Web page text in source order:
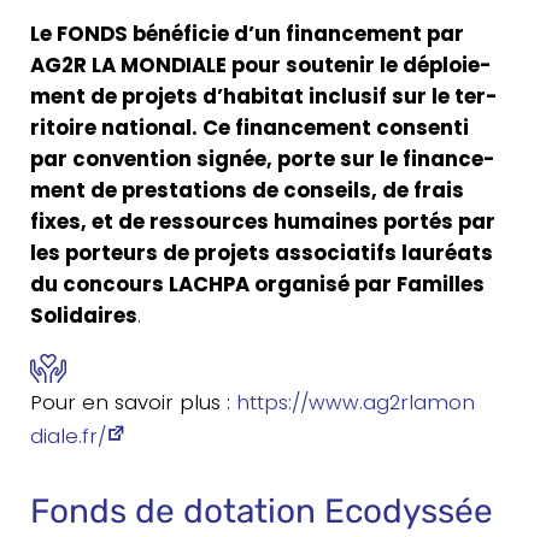
Le FONDS béné­fi­cie d’un finan­ce­ment par
AG2R LA MONDIALE pour sou­te­nir le déploie­
ment de projets d’habitat inclu­sif sur le ter­
ri­toire natio­nal. Ce finan­ce­ment consen­ti
par conven­tion signée, porte sur le finan­ce­
ment de pres­ta­tions de conseils, de frais
fixes, et de res­sources humaines portés par
les por­teurs de projets asso­cia­tifs lau­réats
du concours LACHPA orga­ni­sé par Familles
Soli­daires.
Pour en savoir plus : https://​www​.ag2r​la​mon​
diale​.fr/
Fonds de dotation Ecodyssée